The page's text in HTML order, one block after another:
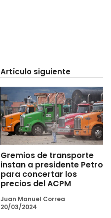
Artículo siguiente
Gremios de transporte
instan a presidente Petro
para concertar los
precios del ACPM
Juan Manuel Correa
20/03/2024